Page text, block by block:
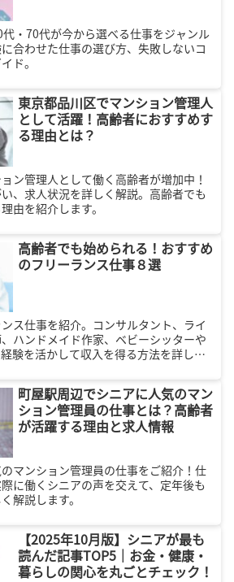
・70代が今から選べる仕事をジャンル
合わせた仕事の選び方、失敗しないコ
ド。
東京都品川区でマンション管理人
として活躍！高齢者におすすめす
る理由とは？
ン管理人として働く高齢者が増加中！
、求人状況を詳しく解説。高齢者でも
由を紹介します。
高齢者でも始められる！おすすめ
のフリーランス仕事８選
ス仕事を紹介。コンサルタント、ライ
ハンドメイド作家、ベビーシッターや
験を活かして収入を得る方法を詳しく
町屋駅周辺でシニアに人気のマン
ション管理員の仕事とは？高齢者
が活躍する理由と求人情報
マンション管理員の仕事をご紹介！仕
に働くシニアの声を交えて、定年後も
解説します。
【2025年10月版】シニアが最も
読んだ記事TOP5｜お金・健康・
暮らしの関心を丸ごとチェック！